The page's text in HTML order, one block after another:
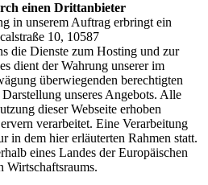
einen Drittanbieter
in unserem Auftrag erbringt ein
10, 10587
die Dienste zum Hosting und zur
dient der Wahrung unserer im
überwiegenden berechtigten
unseres Angebots. Alle
dieser Webseite erhoben
verarbeitet. Eine Verarbeitung
in dem hier erläuterten Rahmen statt.
eines Landes der Europäischen
Wirtschaftsraums.